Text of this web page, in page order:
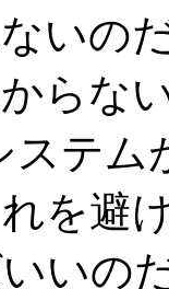
いの
らな
ステム
を避
いの